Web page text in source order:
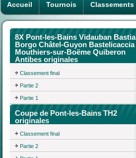
Accueil Tournois Classements
8X Pont-les-Bains Vidauban Bastia
Borgo Châtel-Guyon Bastelicaccia
Mouthiers-sur-Boëme Quiberon
Antibes originales
Classement final
Partie 2
Partie 1
Coupe de Pont-les-Bains TH2
originales
Classement final
Partie 2